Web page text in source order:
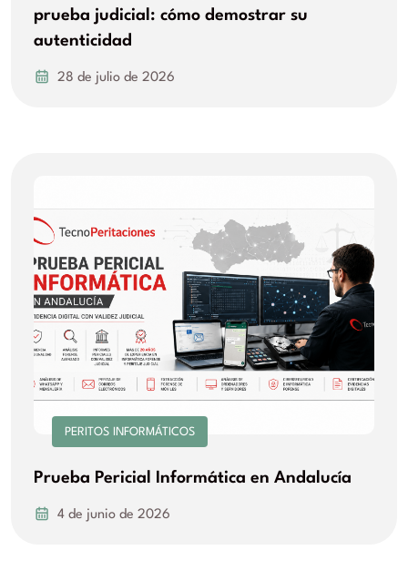
prueba judicial: cómo demostrar su
autenticidad
28 de julio de 2026
PERITOS INFORMÁTICOS
Prueba Pericial Informática en Andalucía
4 de junio de 2026